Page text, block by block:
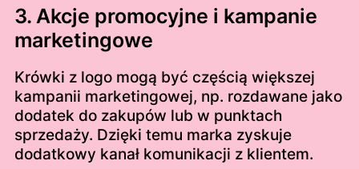
3. Akcje promocyjne i kampanie
marketingowe
Krówki z logo mogą być częścią większej
kampanii marketingowej, np. rozdawane jako
dodatek do zakupów lub w punktach
sprzedaży. Dzięki temu marka zyskuje
dodatkowy kanał komunikacji z klientem.